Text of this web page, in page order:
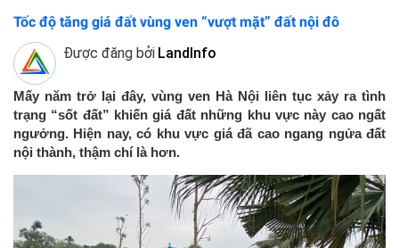
Tốc độ tăng giá đất vùng ven “vượt mặt” đất nội đô
Được đăng bởi LandInfo
Mấy năm trở lại đây, vùng ven Hà Nội liên tục xảy ra tình
trạng “sốt đất” khiến giá đất những khu vực này cao ngất
ngưởng. Hiện nay, có khu vực giá đã cao ngang ngửa đất
nội thành, thậm chí là hơn.